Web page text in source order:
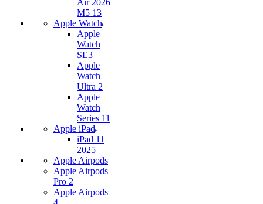
Air 2026
M5 13
Apple Watch
Apple
Watch
SE3
Apple
Watch
Ultra 2
Apple
Watch
Series 11
Apple iPad
iPad 11
2025
Apple Airpods
Apple Airpods
Pro 2
Apple Airpods